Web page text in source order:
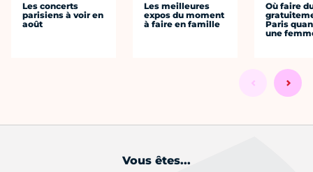
Les concerts
parisiens à voir en
août
Les meilleures
expos du moment
à faire en famille
Où faire
Paris
une
Vous êtes...